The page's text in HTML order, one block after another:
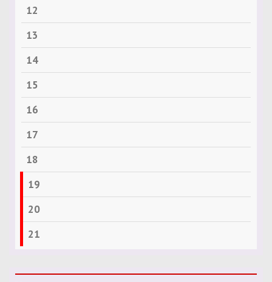
12
13
14
15
16
17
18
19
20
21